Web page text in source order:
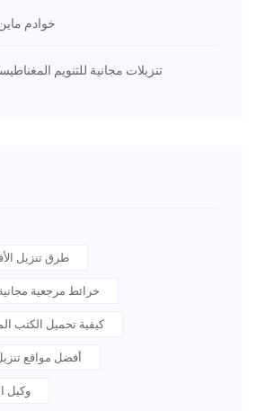
خوادم ماين
تنزيلات مجانية للتنويم
طرق تنزيل
خرائط مرجعية مجانية
كيفية تحميل الكتب
أفضل مواقع
وكيل